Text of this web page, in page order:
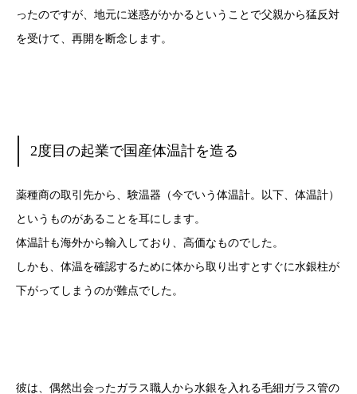
ったのですが、地元に迷惑がかかるということで父親から猛反対
を受けて、再開を断念します。
2度目の起業で国産体温計を造る
薬種商の取引先から、験温器（今でいう体温計。以下、体温計）
というものがあることを耳にします。
体温計も海外から輸入しており、高価なものでした。
しかも、体温を確認するために体から取り出すとすぐに水銀柱が
下がってしまうのが難点でした。
彼は、偶然出会ったガラス職人から水銀を入れる毛細ガラス管の